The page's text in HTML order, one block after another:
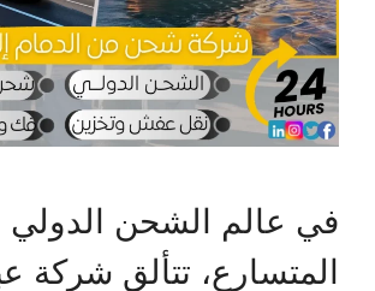
في عالم الشحن الدولي
المتسارع، تتألق شركة